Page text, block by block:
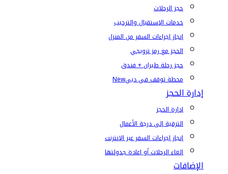
حجز الرحلات
خدمات الإستقبال والترحيب
إنجاز إجراءات السفر من المنزل
الحجز مع رمز ترويجي
حجز رحلة طيران + فندق
محطة توقف في دبيNew
إدارة الحجز
إدارة الحجز
الترقية إلى درجة الأعمال
إنجاز إجراءات السفر عبر الإنترنت
إلغاء الرحلات أو إعادة جدولتها
الإضافات